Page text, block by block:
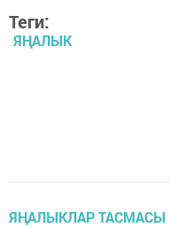
Теги:
ЯҢАЛЫК
ЯҢАЛЫКЛАР ТАСМАСЫ